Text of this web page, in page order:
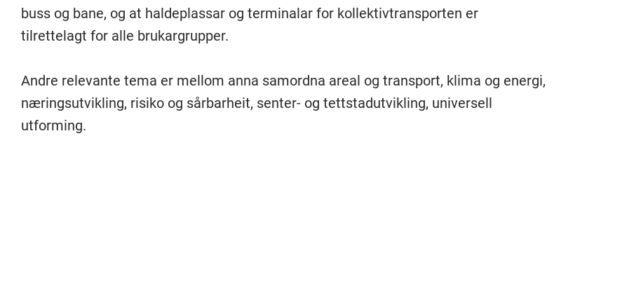
buss og bane, og at haldeplassar og terminalar for kollektivtransporten er
tilrettelagt for alle brukargrupper.
Andre relevante tema er mellom anna samordna areal og transport, klima og energi,
næringsutvikling, risiko og sårbarheit, senter- og tettstadutvikling, universell
utforming.